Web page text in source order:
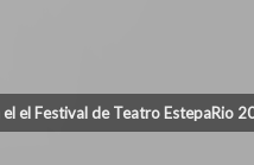
el Festival de Teatro EstepaRio